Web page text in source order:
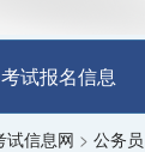
考试报名信息
试信息网 > 公务员